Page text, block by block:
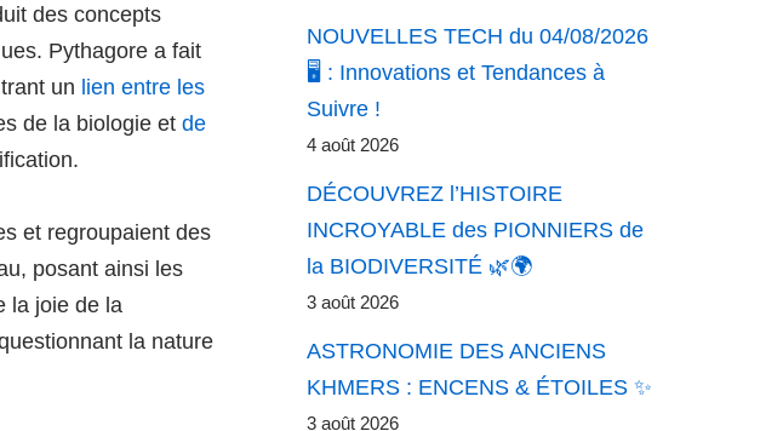
des concepts
Pythagore a fait
un lien entre les
de la biologie et de
et regroupaient des
posant ainsi les
la joie de la
la nature
NOUVELLES TECH du 04/08/2026
🖥️ : Innovations et Tendances à
Suivre !
4 août 2026
DÉCOUVREZ l’HISTOIRE
INCROYABLE des PIONNIERS de
la BIODIVERSITÉ 🌿🌍
3 août 2026
ASTRONOMIE DES ANCIENS
KHMERS : ENCENS & ÉTOILES ✨
3 août 2026